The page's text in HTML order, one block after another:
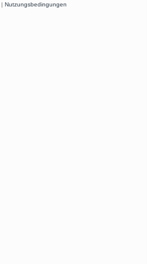
Nutzungsbedingungen